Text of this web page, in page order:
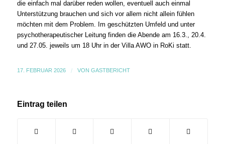
die einfach mal darüber reden wollen, eventuell auch einmal
Unterstützung brauchen und sich vor allem nicht allein fühlen
möchten mit dem Problem. Im geschützten Umfeld und unter
psychotherapeutischer Leitung finden die Abende am 16.3., 20.4.
und 27.05. jeweils um 18 Uhr in der Villa AWO in RoKi statt.
17. FEBRUAR 2026 / VON GASTBERICHT
Eintrag teilen